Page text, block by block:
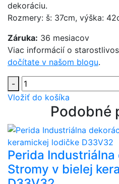
dekoráciu.
Rozmery: š: 37cm, výška:
Záruka: 36 mesiacov
Viac informácií o
dočítate v našom blogu.
-
Vložiť do košíka
Podobné
Perida Industriálna
Stromy v bielej